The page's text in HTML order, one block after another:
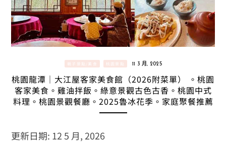
親子景點/美食 桃園景點 11 3 月, 2025
桃園龍潭｜大江屋客家美食館（2026附菜單） 。桃園
客家美食。雞油拌飯。綠意景觀古色古香。桃園中式
料理。桃園景觀餐廳。2025魯冰花季。家庭聚餐推薦
更新日期: 12 5 月, 2026